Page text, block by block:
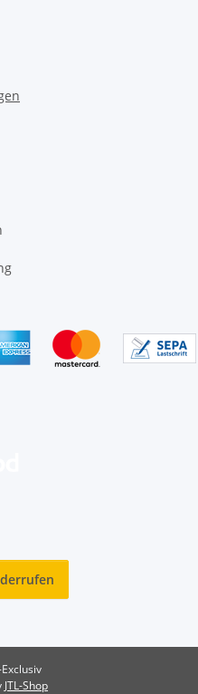
JTL-Shop